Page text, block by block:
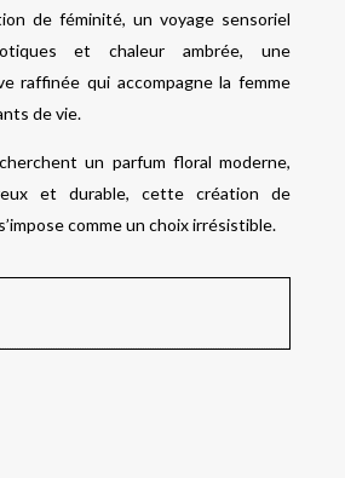
de féminité, un voyage sensoriel
et chaleur ambrée, une
raffinée qui accompagne la femme
de vie.
un parfum floral moderne,
et durable, cette création de
s’impose comme un choix irrésistible.